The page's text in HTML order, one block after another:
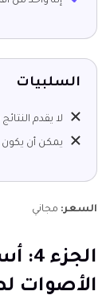
السلبيات
لا يقدم
يمكن أن يكون
السعر: مجاني
الأصوات